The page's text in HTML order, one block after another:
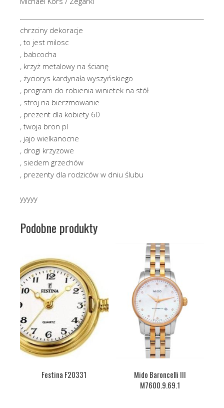
chrzciny dekoracje
, to jest milosc
, babcocha
, krzyż metalowy na ścianę
, życiorys kardynała wyszyńskiego
, program do robienia winietek na stół
, stroj na bierzmowanie
, prezent dla kobiety 60
, twoja bron pl
, jajo wielkanocne
, drogi krzyzowe
, siedem grzechów
, prezenty dla rodziców w dniu ślubu
yyyyy
Podobne produkty
Festina F20331
Mido Baroncelli III
M7600.9.69.1